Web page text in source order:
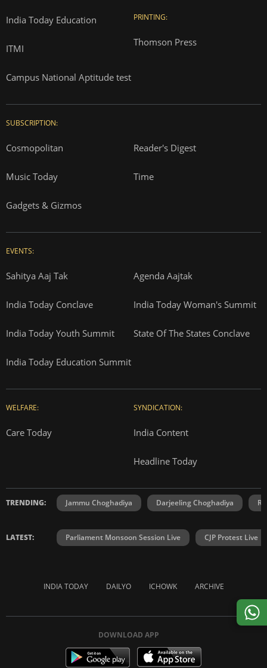
India Today Education
ITMI
Campus National Aptitude test
PRINTING:
Thomson Press
SUBSCRIPTION:
Cosmopolitan Reader's Digest
Music Today Time
Gadgets & Gizmos
EVENTS:
Sahitya Aaj Tak Agenda Aajtak
India Today Conclave India Today Woman's Summit
India Today Youth Summit State Of The States Conclave
India Today Education Summit
WELFARE:
Care Today
SYNDICATION:
India Content
Headline Today
TRENDING: Jammu Choghadiya Darjeeling Choghadiya
LATEST: Parliament Monsoon Session Live CJP Protest Live
INDIA TODAY DAILYO ICHOWK ARCHIVE
DOWNLOAD APP